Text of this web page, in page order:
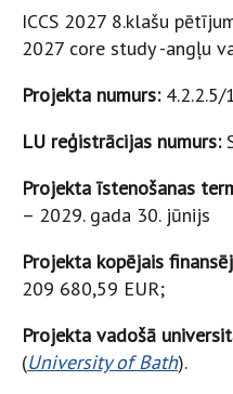
ICCS 2027 8.klašu
2027 core study -angļu
Projekta numurs:
LU reģistrācijas numurs:
Projekta īstenošanas
– 2029. gada 30. jūnijs
Projekta kopējais
209 680,59 EUR;
Projekta vadošā
(University of Bath).